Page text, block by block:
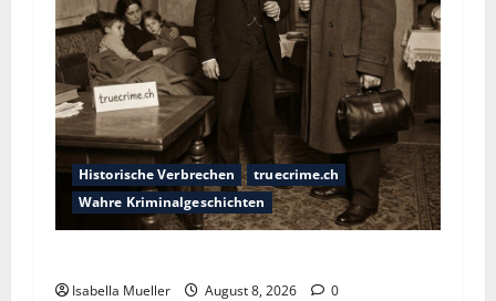
Historische Verbrechen
truecrime.ch
Wahre Kriminalgeschichten
Isabella Mueller August 8, 2026 0